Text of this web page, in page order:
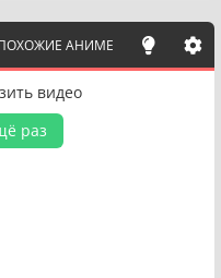
АНИМЕ
видео
раз